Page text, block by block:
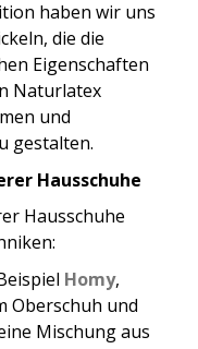
haben wir uns
die die
Eigenschaften
Naturlatex
und
gestalten.
Hausschuhe
Hausschuhe
Homy,
Oberschuh und
Mischung aus